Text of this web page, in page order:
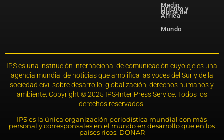
Medio
Oriente y
Norte de
África
Mundo
IPS es una institución internacional de comunicación cuyo eje es una
agencia mundial de noticias que amplifica las voces del Sur y de la
sociedad civil sobre desarrollo, globalización, derechos humanos y
ambiente. Copyright © 2025 IPS-Inter Press Service. Todos los
derechos reservados.
IPS es la única organización periodística mundial con más
personal y corresponsales en el mundo en desarrollo que en los
países ricos. DONAR